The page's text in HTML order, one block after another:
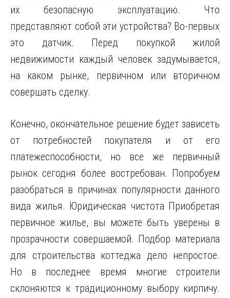
их безопасную эксплуатацию. Что
представляют собой эти устройства? Во-первых
это датчик. Перед покупкой жилой
недвижимости каждый человек задумывается,
на каком рынке, первичном или вторичном
совершать сделку.
Конечно, окончательное решение будет зависеть
от потребностей покупателя и от его
платежеспособности, но все же первичный
рынок сегодня более востребован. Попробуем
разобраться в причинах популярности данного
вида жилья. Юридическая чистота Приобретая
первичное жилье, вы можете быть уверены в
прозрачности совершаемой. Подбор материала
для строительства коттеджа дело непростое.
Но в последнее время многие строители
склоняются к традиционному выбору кирпичу.